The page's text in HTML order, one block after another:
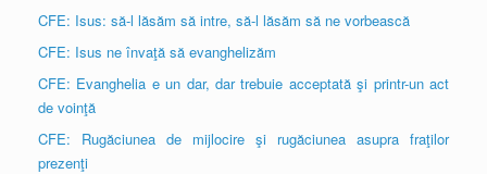
CFE: Isus: să-l lăsăm să intre, să-l lăsăm să ne vorbească
CFE: Isus ne învaţă să evanghelizăm
CFE: Evanghelia e un dar, dar trebuie acceptată şi printr-un act
de voinţă
CFE: Rugăciunea de mijlocire şi rugăciunea asupra fraţilor
prezenţi